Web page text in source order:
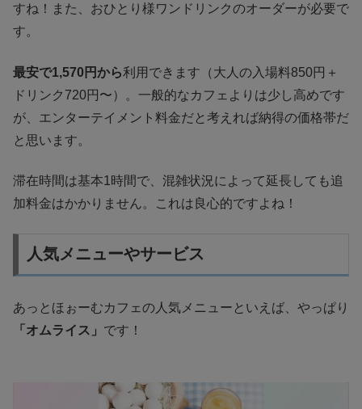
すね！また、おひとり様ワンドリンクのオーダーが必要で
す。
最安で1,570円から利用できます（大人の入場料850円＋
ドリンク720円〜）。一般的なカフェよりは少し高めです
が、エンターテイメント料金だと考えれば納得の価格帯だ
と思います。
滞在時間は基本1時間で、混雑状況によって延長しても追
加料金はかかりません。これは良心的ですよね！
人気メニューやサービス
あっとほぉーむカフェの人気メニューといえば、やっぱり
「オムライス」 です！